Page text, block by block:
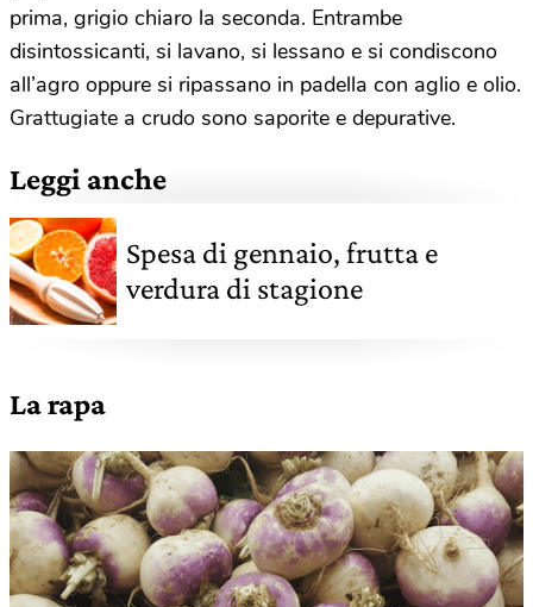
prima, grigio chiaro la seconda. Entrambe
disintossicanti, si lavano, si lessano e si condiscono
all’agro oppure si ripassano in padella con aglio e olio.
Grattugiate a crudo sono saporite e depurative.
Leggi anche
Spesa di gennaio, frutta e
verdura di stagione
La rapa